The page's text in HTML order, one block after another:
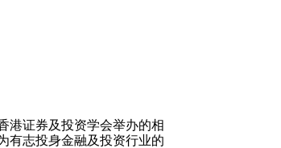
港证券及投资学会举办的相
有志投身金融及投资行业的